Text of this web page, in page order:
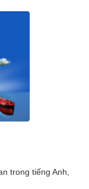
trong tiếng Anh,